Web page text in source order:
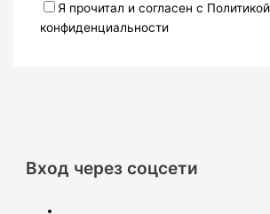
Я прочитал и согласен с Политикой
конфиденциальности
Вход через соцсети